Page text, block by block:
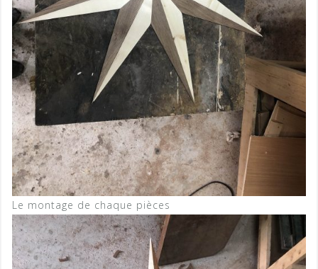
Le montage de chaque pièces